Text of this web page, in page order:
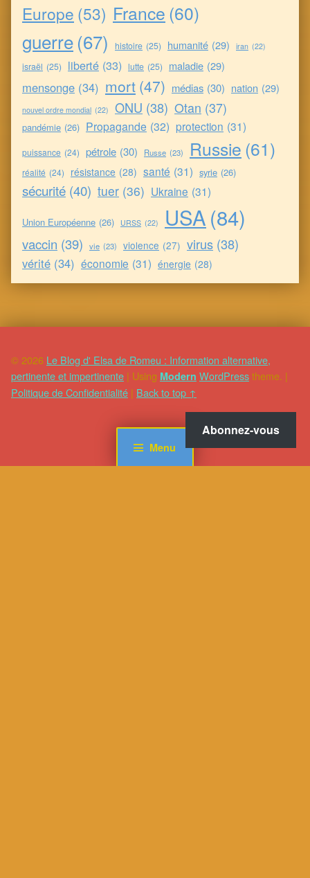
Menu
Europe (53) France (60)
guerre(67) histoire (25) humanité (29) iran (22)
israël (25) liberté (33) lutte (25) maladie (29)
mensonge (34) mort (47) médias (30) nation (29)
nouvel ordre mondial (22) ONU (38) Otan (37)
pandémie (26) Propagande (32) protection (31)
puissance (24) pétrole (30) Russe (23) Russie (61)
réalité (24) résistance (28) santé (31) syrie (26)
sécurité (40) tuer (36) Ukraine (31)
Union Européenne (26) URSS (22) USA(84)
vaccin (39) vie (23) violence (27) virus (38)
vérité (34) économie (31) énergie (28)
© 2026 Le Blog d' Elsa de Romeu : Information alternative,
pertinente et impertinente | Using Modern WordPresstheme. |
Politique de Confidentialité | Back to top ↑
Abonnez-vous